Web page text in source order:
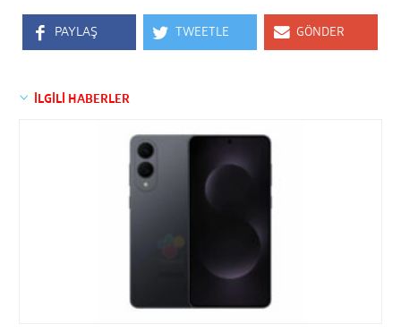
PAYLAŞ TWEETLE GÖNDER
İLGİLİ HABERLER